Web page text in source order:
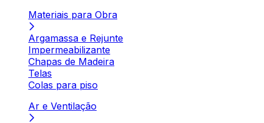
Materiais para Obra
Argamassa e Rejunte
Impermeabilizante
Chapas de Madeira
Telas
Colas para piso
Ar e Ventilação